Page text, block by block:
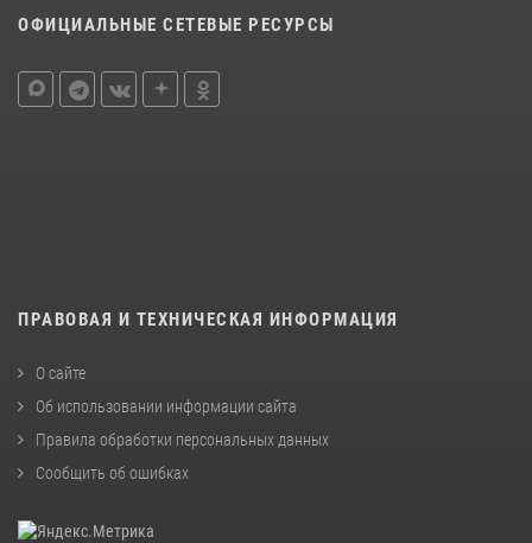
ОФИЦИАЛЬНЫЕ СЕТЕВЫЕ РЕСУРСЫ
ПРАВОВАЯ И ТЕХНИЧЕСКАЯ ИНФОРМАЦИЯ
О сайте
Об использовании информации сайта
Правила обработки персональных данных
Сообщить об ошибках